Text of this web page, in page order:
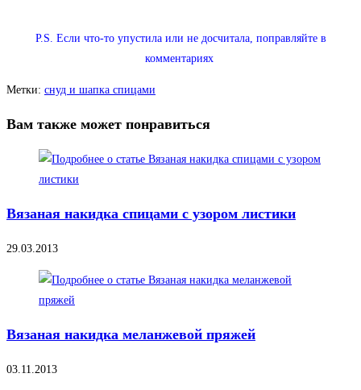
P.S. Если что-то упустила или не досчитала, поправляйте в
комментариях
Метки: снуд и шапка спицами
Вам также может понравиться
Вязаная накидка спицами с узором листики
29.03.2013
Вязаная накидка меланжевой пряжей
03.11.2013